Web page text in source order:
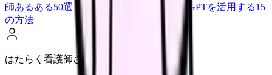
師あるある50選【共感必至】
看護師がChatGPTを活用する15
の方法
はたらく看護師さん編集部